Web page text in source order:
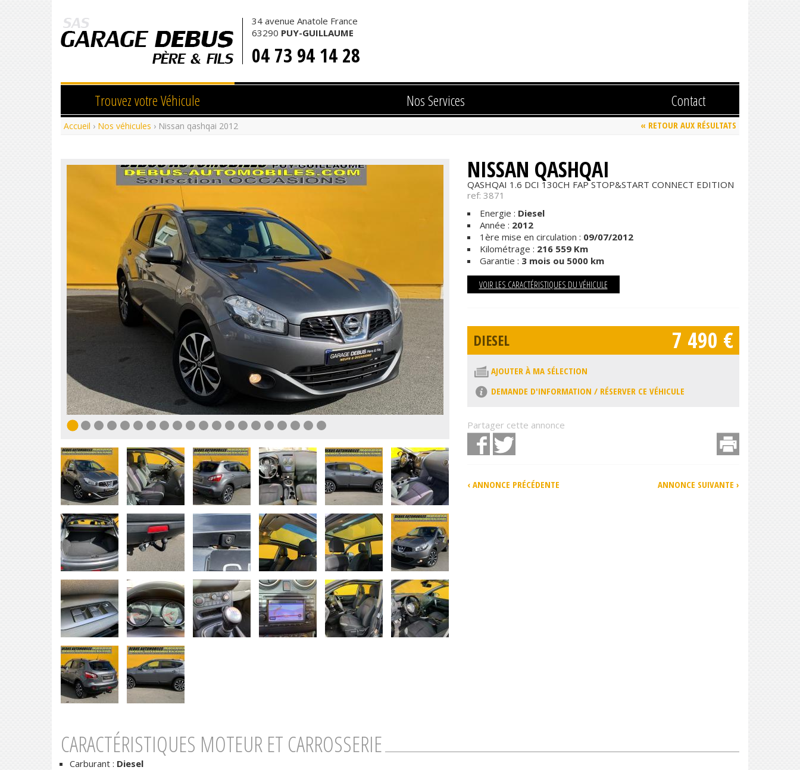
DEBUS AUTOMOBILES
34 avenue Anatole France
63290 PUY-GUILLAUME
04 73 94 14 28
Trouvez votre Véhicule Nos Services Contact
Accueil › Nos véhicules › Nissan qashqai 2012 « RETOUR AUX RÉSULTATS
NISSAN QASHQAI
QASHQAI 1.6 DCI 130CH FAP STOP&START CONNECT EDITION
ref: 3871
Energie : Diesel
Année : 2012
1ère mise en circulation : 09/07/2012
Kilométrage : 216 559 Km
Garantie : 3 mois ou 5000 km
VOIR LES CARACTÉRISTIQUES DU VÉHICULE
DIESEL 7 490 €
AJOUTER À MA SÉLECTION
DEMANDE D'INFORMATION / RÉSERVER CE VÉHICULE
Partager cette annonce
Facebook
‹ ANNONCE PRÉCÉDENTE ANNONCE SUIVANTE ›
CARACTÉRISTIQUES MOTEUR ET CARROSSERIE
Carburant : Diesel